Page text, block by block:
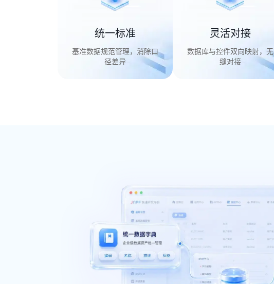
统一标准
基准数据规范管理，消除口
径差异
灵活对接
数据库与控件双向映射，无
缝对接